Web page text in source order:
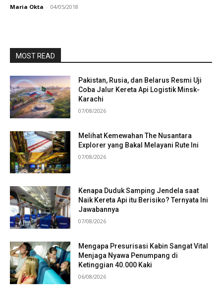
Maria Okta - 04/05/2018
MOST READ
Pakistan, Rusia, dan Belarus Resmi Uji
Coba Jalur Kereta Api Logistik Minsk-
Karachi
07/08/2026
Melihat Kemewahan The Nusantara
Explorer yang Bakal Melayani Rute Ini
07/08/2026
Kenapa Duduk Samping Jendela saat
Naik Kereta Api itu Berisiko? Ternyata Ini
Jawabannya
07/08/2026
Mengapa Presurisasi Kabin Sangat Vital
Menjaga Nyawa Penumpang di
Ketinggian 40.000 Kaki
06/08/2026